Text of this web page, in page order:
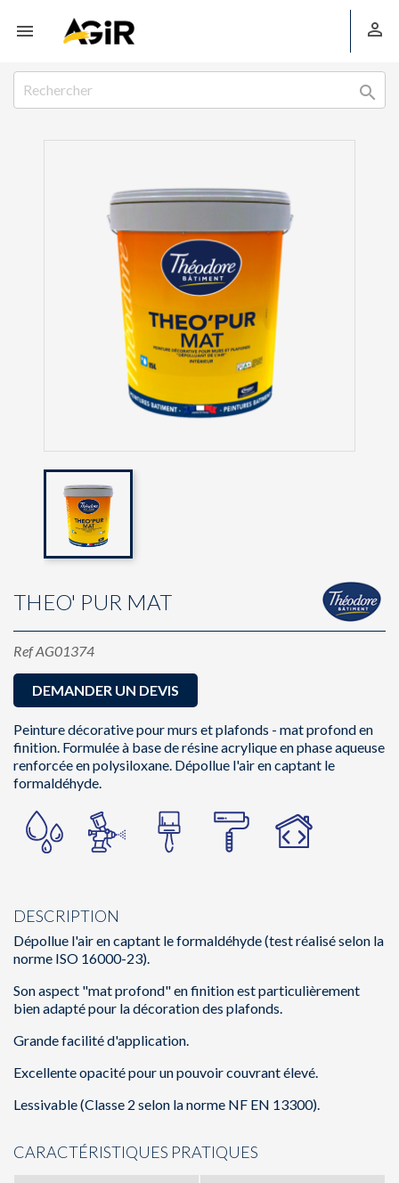
 

THEO' PUR MAT
RefAG01374
DEMANDER UN DEVIS
Peinture décorative pour murs et plafonds - mat profond en
finition. Formulée à base de résine acrylique en phase aqueuse
renforcée en polysiloxane. Dépollue l'air en captant le
formaldéhyde.
DESCRIPTION
Dépollue l'air en captant le formaldéhyde (test réalisé selon la
norme ISO 16000-23).
Son aspect "mat profond" en finition est particulièrement
bien adapté pour la décoration des plafonds.
Grande facilité d'application.
Excellente opacité pour un pouvoir couvrant élevé.
Lessivable (Classe 2 selon la norme NF EN 13300).
CARACTÉRISTIQUES PRATIQUES